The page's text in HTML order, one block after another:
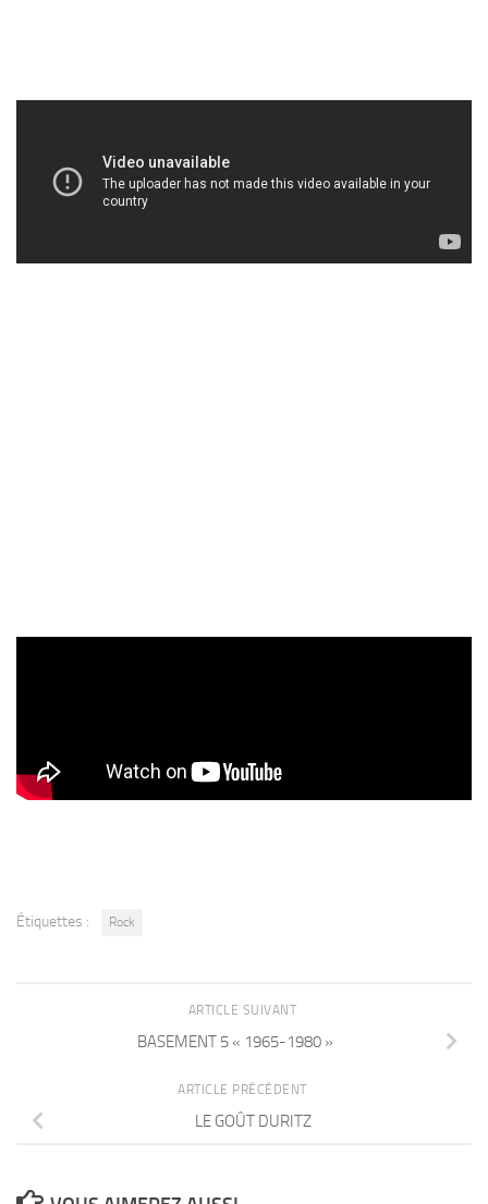
Étiquettes : Rock
ARTICLE SUIVANT
BASEMENT 5 « 1965-1980 »
ARTICLE PRÉCÉDENT
LE GOÛT DURITZ